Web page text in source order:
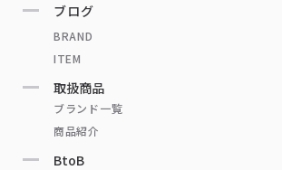
ブログ
BRAND
ITEM
取扱商品
ブランド一覧
商品紹介
BtoB